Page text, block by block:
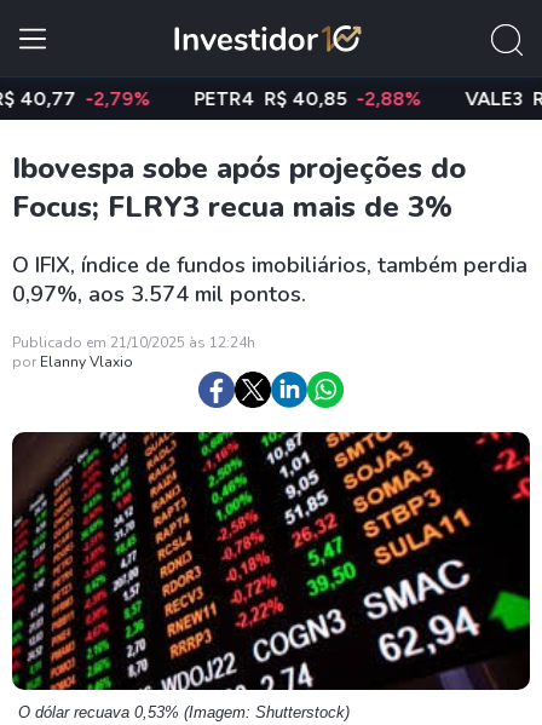
-2,79% PETR4 R$ 40,85 -2,88% VALE3 R$
Ibovespa sobe após projeções do
Focus; FLRY3 recua mais de 3%
O IFIX, índice de fundos imobiliários, também perdia
0,97%, aos 3.574 mil pontos.
Publicado em 21/10/2025 às 12:24h
por Elanny Vlaxio
O dólar recuava 0,53% (Imagem: Shutterstock)